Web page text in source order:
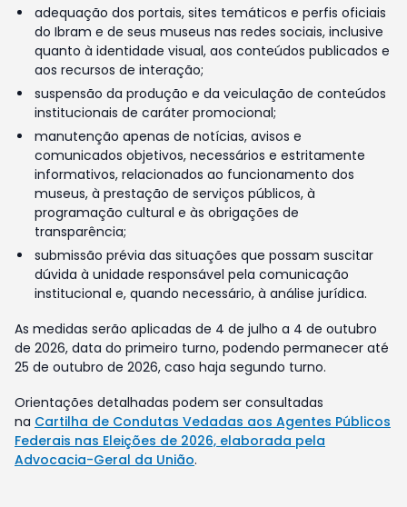
adequação dos portais, sites temáticos e perfis oficiais
do Ibram e de seus museus nas redes sociais, inclusive
quanto à identidade visual, aos conteúdos publicados e
aos recursos de interação;
suspensão da produção e da veiculação de conteúdos
institucionais de caráter promocional;
manutenção apenas de notícias, avisos e
comunicados objetivos, necessários e estritamente
informativos, relacionados ao funcionamento dos
museus, à prestação de serviços públicos, à
programação cultural e às obrigações de
transparência;
submissão prévia das situações que possam suscitar
dúvida à unidade responsável pela comunicação
institucional e, quando necessário, à análise jurídica.
As medidas serão aplicadas de 4 de julho a 4 de outubro
de 2026, data do primeiro turno, podendo permanecer até
25 de outubro de 2026, caso haja segundo turno.
Orientações detalhadas podem ser consultadas
na Cartilha de Condutas Vedadas aos Agentes Públicos
Federais nas Eleições de 2026, elaborada pela
Advocacia-Geral da União.